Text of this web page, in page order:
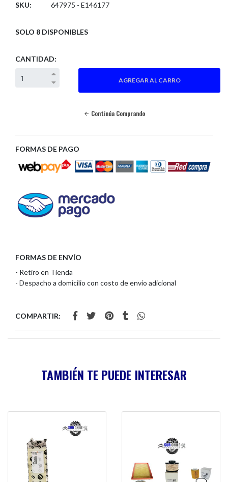
SKU: 647975 - E146177
SOLO 8 DISPONIBLES
CANTIDAD:
Continúa Comprando
FORMAS DE PAGO
FORMAS DE ENVÍO
- Retiro en Tienda
- Despacho a domicilio con costo de envío adicional
COMPARTIR:
TAMBIÉN TE PUEDE INTERESAR